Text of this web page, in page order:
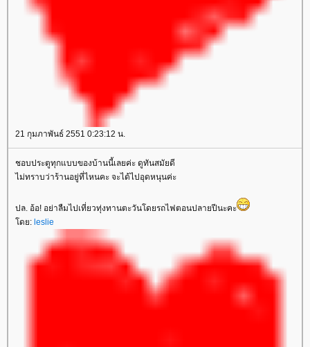
21 กุมภาพันธ์ 2551 0:23:12 น.
ชอบประตูทุกแบบของบ้านนี้เลยค่ะ ดูทันสมัยดี
ไม่ทราบว่าร้านอยู่ที่ไหนคะ จะได้ไปอุดหนุนค่ะ
ปล. อ้อ! อย่าลืมไปเที่ยวทุ่งทานตะวันโดยรถไฟตอนปลายปีนะคะ
ดย: leslie